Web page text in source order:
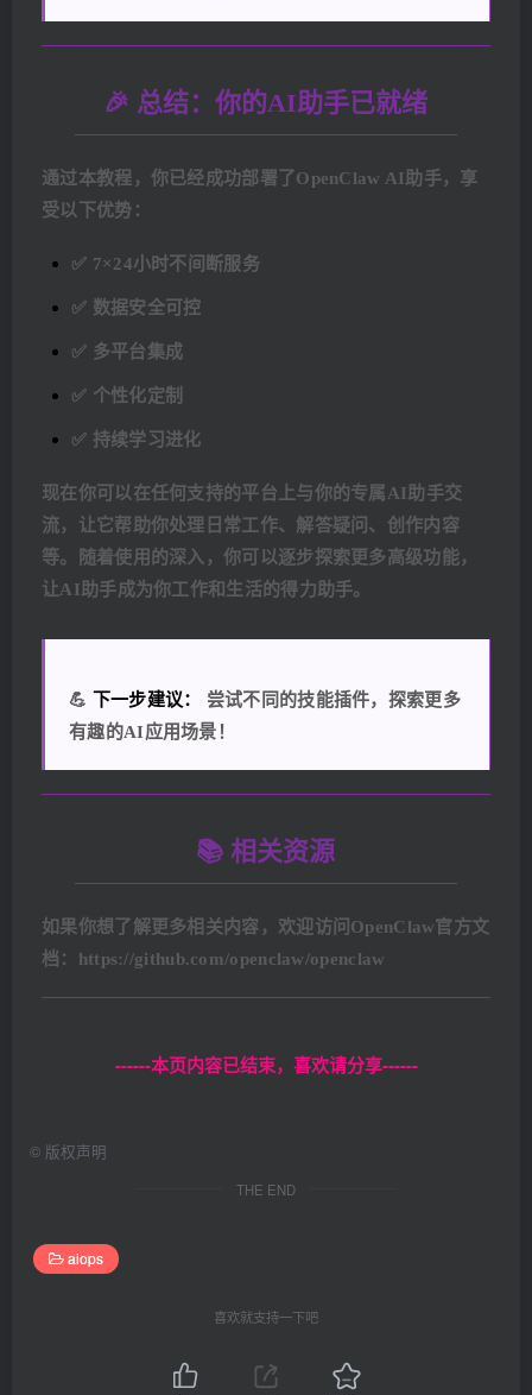
🎉 总结：你的AI助手已就绪
通过本教程，你已经成功部署了OpenClaw AI助手，享
受以下优势：
✅ 7×24小时不间断服务
✅ 数据安全可控
✅ 多平台集成
✅ 个性化定制
✅ 持续学习进化
现在你可以在任何支持的平台上与你的专属AI助手交
流，让它帮助你处理日常工作、解答疑问、创作内容
等。随着使用的深入，你可以逐步探索更多高级功能，
让AI助手成为你工作和生活的得力助手。
💪 下一步建议：
尝试不同的技能插件，探索更多
有趣的AI应用场景！
📚 相关资源
如果你想了解更多相关内容，欢迎访问OpenClaw官方文
档： https://github.com/openclaw/openclaw
------本页内容已结束，喜欢请分享------
© 版权声明
THE END
aiops
喜欢就支持一下吧